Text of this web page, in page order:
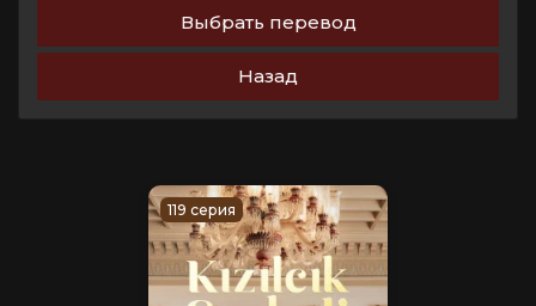
Выбрать перевод
Назад
119 серия